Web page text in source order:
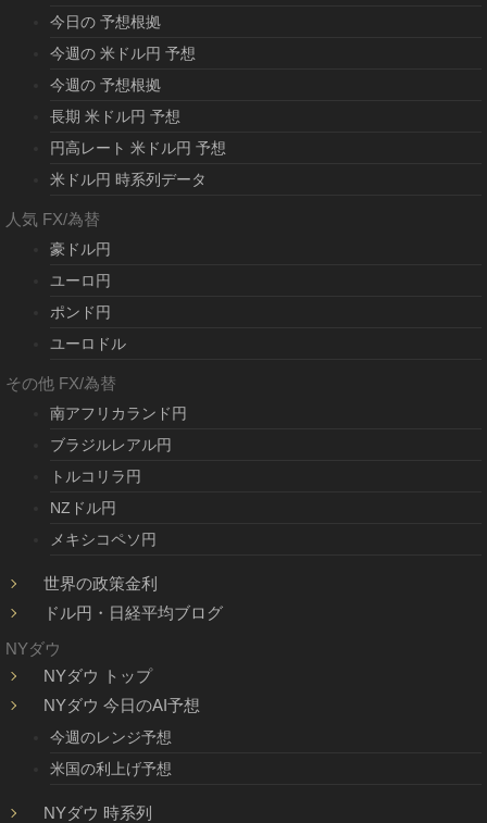
今日の 予想根拠
今週の 米ドル円 予想
今週の 予想根拠
長期 米ドル円 予想
円高レート 米ドル円 予想
米ドル円 時系列データ
人気 FX/為替
豪ドル円
ユーロ円
ポンド円
ユーロドル
その他 FX/為替
南アフリカランド円
ブラジルレアル円
トルコリラ円
NZドル円
メキシコペソ円
世界の政策金利
ドル円・日経平均ブログ
NYダウ
NYダウ トップ
NYダウ 今日のAI予想
今週のレンジ予想
米国の利上げ予想
NYダウ 時系列